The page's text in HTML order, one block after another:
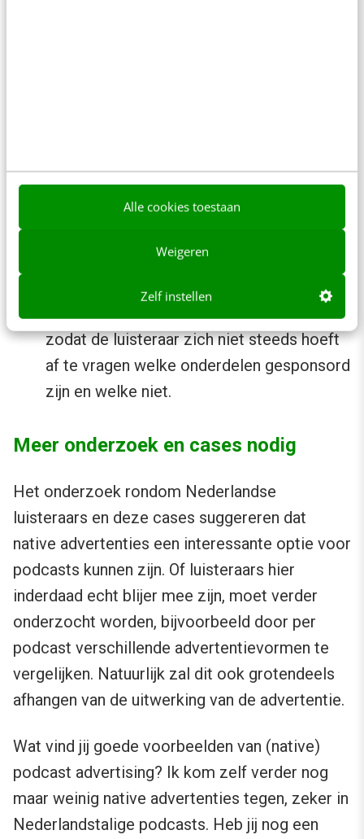
Alle cookies toestaan
Weigeren
Zelf instellen
advertentie overslaan.
Het verhaal brengt iets aan de luisteraar:
meeslepend (…).
De maker geeft wel duidelijk aan welke
content afkomstig van de adverteerder is,
zodat de luisteraar zich niet steeds hoeft
af te vragen welke onderdelen gesponsord
zijn en welke niet.
Meer onderzoek en cases nodig
Het onderzoek rondom Nederlandse
luisteraars en deze cases suggereren dat
native advertenties een interessante optie voor
podcasts kunnen zijn. Of luisteraars hier
inderdaad echt blijer mee zijn, moet verder
onderzocht worden, bijvoorbeeld door per
podcast verschillende advertentievormen te
vergelijken. Natuurlijk zal dit ook grotendeels
afhangen van de uitwerking van de advertentie.
Wat vind jij goede voorbeelden van (native)
podcast advertising? Ik kom zelf verder nog
maar weinig native advertenties tegen, zeker in
Nederlandstalige podcasts. Heb jij nog een